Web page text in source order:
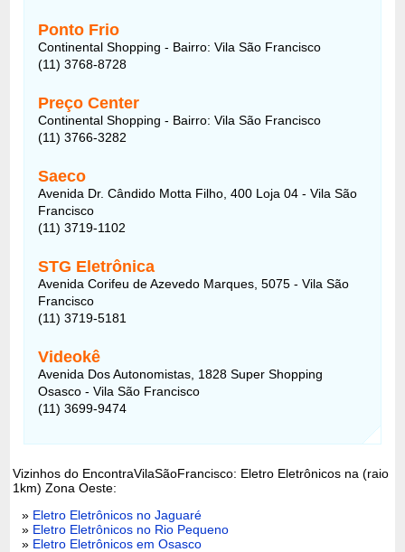
Ponto Frio
Continental Shopping - Bairro: Vila São Francisco
(11) 3768-8728
Preço Center
Continental Shopping - Bairro: Vila São Francisco
(11) 3766-3282
Saeco
Avenida Dr. Cândido Motta Filho, 400 Loja 04 - Vila São
Francisco
(11) 3719-1102
STG Eletrônica
Avenida Corifeu de Azevedo Marques, 5075 - Vila São
Francisco
(11) 3719-5181
Videokê
Avenida Dos Autonomistas, 1828 Super Shopping
Osasco - Vila São Francisco
(11) 3699-9474
Vizinhos do EncontraVilaSãoFrancisco: Eletro Eletrônicos na (raio
1km) Zona Oeste:
» Eletro Eletrônicos no Jaguaré
» Eletro Eletrônicos no Rio Pequeno
» Eletro Eletrônicos em Osasco